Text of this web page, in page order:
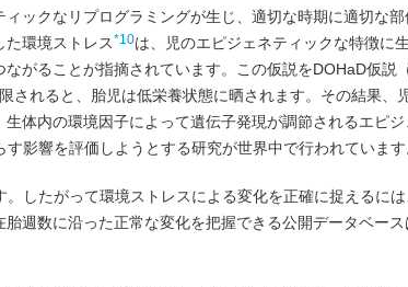
ックなリプログラミングが生じ、適切な時期に適切な
環境ストレス*10は、児のエピジェネティックな特徴に
がることが指摘されています。この仮説をDOHaD仮説
れると、胎児は低栄養状態に晒されます。その結果、
体内の環境因子によって遺伝子発現が調節されるエピ
影響を評価しようとする研究が世界中で行われています
したがって環境ストレスによる変化を正確に捉えるに
週数に沿った正常な変化を把握できる公開データベー